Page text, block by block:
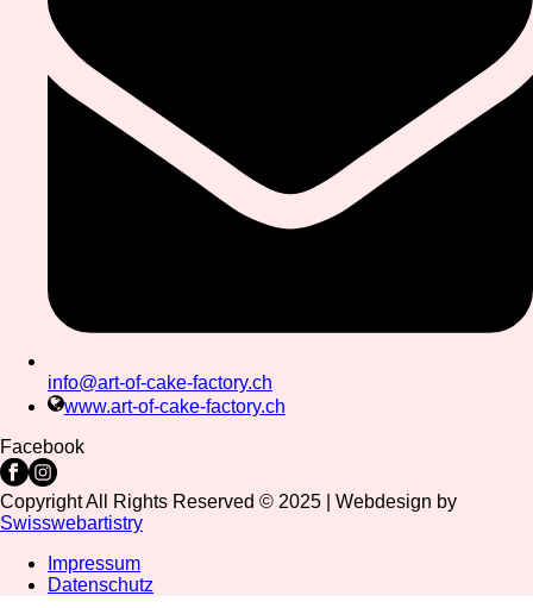
info@art-of-cake-factory.ch
www.art-of-cake-factory.ch
Facebook
Copyright All Rights Reserved © 2025 | Webdesign by
Swisswebartistry
Impressum
Datenschutz